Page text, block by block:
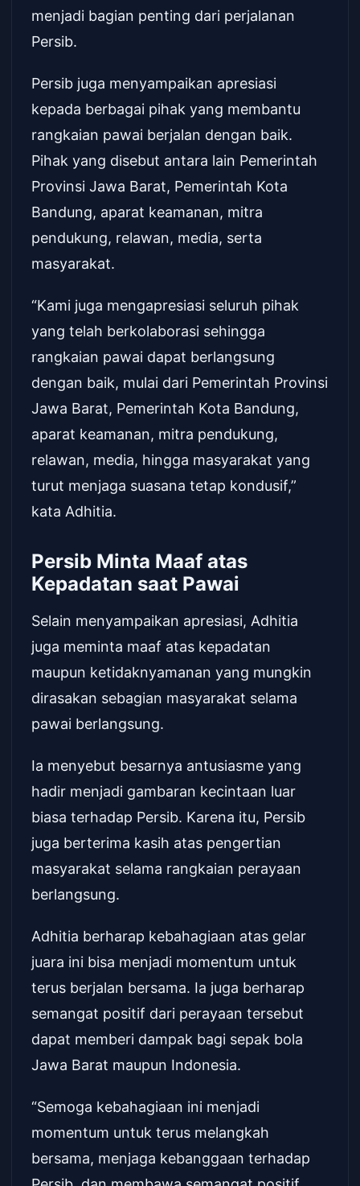
menjadi bagian penting dari perjalanan
Persib.
Persib juga menyampaikan apresiasi
kepada berbagai pihak yang membantu
rangkaian pawai berjalan dengan baik.
Pihak yang disebut antara lain Pemerintah
Provinsi Jawa Barat, Pemerintah Kota
Bandung, aparat keamanan, mitra
pendukung, relawan, media, serta
masyarakat.
“Kami juga mengapresiasi seluruh pihak
yang telah berkolaborasi sehingga
rangkaian pawai dapat berlangsung
dengan baik, mulai dari Pemerintah Provinsi
Jawa Barat, Pemerintah Kota Bandung,
aparat keamanan, mitra pendukung,
relawan, media, hingga masyarakat yang
turut menjaga suasana tetap kondusif,”
kata Adhitia.
Persib Minta Maaf atas
Kepadatan saat Pawai
Selain menyampaikan apresiasi, Adhitia
juga meminta maaf atas kepadatan
maupun ketidaknyamanan yang mungkin
dirasakan sebagian masyarakat selama
pawai berlangsung.
Ia menyebut besarnya antusiasme yang
hadir menjadi gambaran kecintaan luar
biasa terhadap Persib. Karena itu, Persib
juga berterima kasih atas pengertian
masyarakat selama rangkaian perayaan
berlangsung.
Adhitia berharap kebahagiaan atas gelar
juara ini bisa menjadi momentum untuk
terus berjalan bersama. Ia juga berharap
semangat positif dari perayaan tersebut
dapat memberi dampak bagi sepak bola
Jawa Barat maupun Indonesia.
“Semoga kebahagiaan ini menjadi
momentum untuk terus melangkah
bersama, menjaga kebanggaan terhadap